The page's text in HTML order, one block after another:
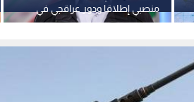
منصبي إطلاقا ودور عراقجي في
المفاوضات لا غنى عنه